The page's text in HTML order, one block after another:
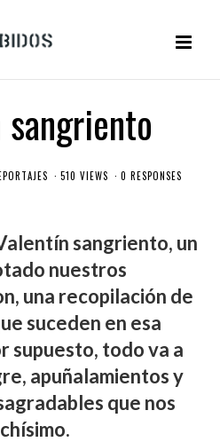
510 VIEWS 0 RESPONSES
sangriento, un
nuestros
una recopilación de
suceden en esa
supuesto, todo va a
apuñalamientos y
que nos